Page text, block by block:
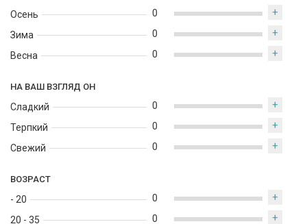
Осень
Зима
Весна
0 +
0 +
0 +
НА ВАШ ВЗГЛЯД ОН
Сладкий
Терпкий
Свежий
0 +
0 +
0 +
ВОЗРАСТ
- 20
20 - 35
0 +
0 +